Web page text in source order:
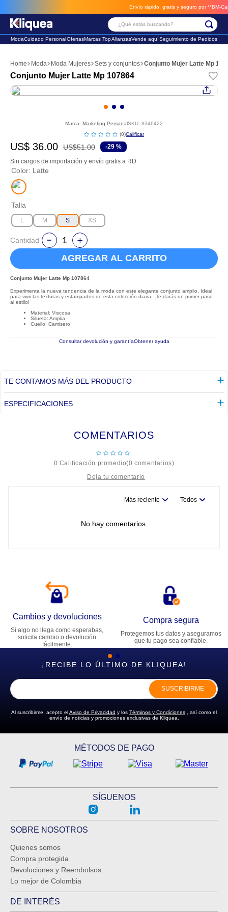
Envío rápido, gratis y seguro por **BM-Cargo**
¿Qué estás buscando?
ModaCuidado PersonalOfertasMarcas TopAlianzasVende aquíSeguimiento de Pedidos
Moda Moda Mujeres Sets y conjuntos Conjunto Mujer Latte Mp
Conjunto Mujer Latte Mp 107864
Marca: Marketing PersonalSKU: 8346422
☆☆☆☆☆
(0)
US$ 36.00 US$51.00 -29 %
Sin cargos de importación y envío gratis a RD
Color: Latte
Talla
L M S XS
Cantidad
AGREGAR AL CARRITO
Conjunto Mujer Latte Mp 107864
Experimenta la nueva tendencia de la moda con este elegante conjunto amplio. Ideal
para vivir las texturas y estampados de esta colección diaria. ¡Te darás un primer paso
al estilo!
Material: Viscosa
Silueta: Amplia
Cuello: Camisero
Consultar devolución y garantíaObtener ayuda
TE CONTAMOS MÁS DEL PRODUCTO
ESPECIFICACIONES
COMENTARIOS
☆☆☆☆
☆
0 Calificación promedio(0 comentarios)
Dirección de email
Escribe un comentario
Más reciente Todos
No hay comentarios.
Cambios y devoluciones
Si algo no llega como esperabas,
solicita cambio o devolución
fácilmente.
Compra segura
Protegemos tus datos y aseguramos
que tu pago sea confiable.
¡RECIBE LO ÚLTIMO DE KLIQUEA!
SUSCRIBIRME
Al suscribirme, acepto elAviso de Privacidad y los Términos y Condiciones , así como el
envío de noticias y promociones exclusivas de Kliquea.
MÉTODOS DE PAGO
SÍGUENOS
SOBRE NOSOTROS
Quienes somos
Compra protegida
Devoluciones y Reembolsos
Lo mejor de Colombia
DE INTERÉS
2. sandalia